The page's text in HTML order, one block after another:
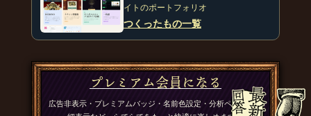
イトのポートフォリオ
つくったもの一覧
プレミアム会員になる
広告非表示・プレミアムバッジ・名前色設定・分析ページの詳